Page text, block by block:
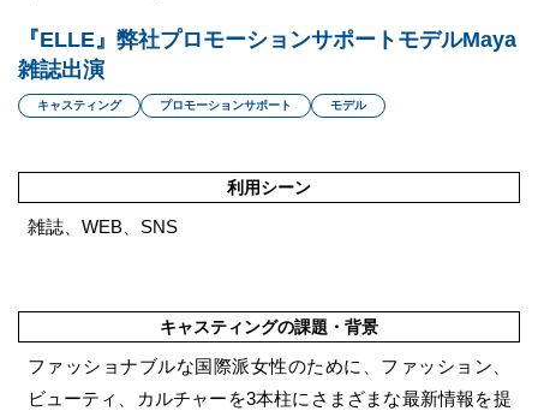
『ELLE』弊社プロモーションサポートモデルMaya
雑誌出演
キャスティング プロモーションサポート モデル
利用シーン
雑誌、WEB、SNS
キャスティングの課題・背景
ファッショナブルな国際派女性のために、ファッション、
ビューティ、カルチャーを3本柱にさまざまな最新情報を提